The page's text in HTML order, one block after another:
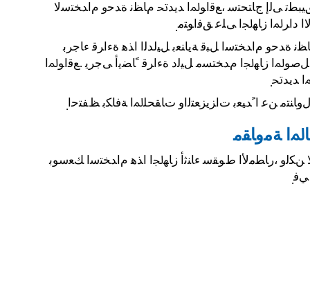
ﻰﻟﺇ ﺝﺎﺘﺤﺘﺳ ،ﻊﻗﺍﻮﳌﺍ ﺪﻳﺪﲢ ﻡﺎﻈﻧ ﺓﺪﺣﻭ ﻡﺍﺪﺨﺘﺳﻻ
.ﺩﺍﺮﳌﺍ ﺯﺎﻬﳉﺍ ﻰﻠﻋ ﻖﻓﺍﻮﺘﻣ
ﺓﺪﺣﻭ ﻡﺍﺪﺨﺘﺳﺍ ﻞﺒﻗ ﺔﻳﺎﻨﻌﺑ ﻞﻴﻟﺪﻟﺍ ﺍﺬﻫ ﺓﺀﺍﺮﻗ ﺀﺎﺟﺮﺑ
ﺯﺎﻬﳉﺍ ﻡﺪﺨﺘﺴﻣ ﻞﻴﻟﺩ ﺓﺀﺍﺮﻗ ﹰﺎﻀﻳﺃ ﻰﺟﺮﻳ .ﻊﻗﺍﻮﳌﺍ
.ﺪﻳﺪﲢ
. ﻦﻋ ﺍﹰﺪﻴﻌﺑ ﺕﺍﺰﻳﺰﻌﺘﻟﺍﻭ ﺕﺎﻘﺤﻠﳌﺍ ﺔﻓﺎﻜﺑ ﻆﻔﺘﺣﺍ
ﺔﻣﻭﺎﻘﻣ
ﻦﻜﻟﻭ ،ﺭﺎﻄﻣﻷﺍ ﻁﻮﻘﺳ ﺀﺎﻨﺛﺃ ﺯﺎﻬﳉﺍ ﺍﺬﻫ ﻡﺍﺪﺨﺘﺳﺍ ﻚﻌﺳﻮﺑ
.ﻲﻓ